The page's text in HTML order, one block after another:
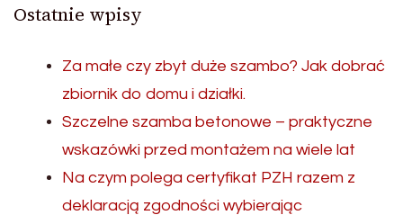
Ostatnie wpisy
Za małe czy zbyt duże szambo? Jak dobrać
zbiornik do domu i działki.
Szczelne szamba betonowe – praktyczne
wskazówki przed montażem na wiele lat
Na czym polega certyfikat PZH razem z
deklaracją zgodności wybierając